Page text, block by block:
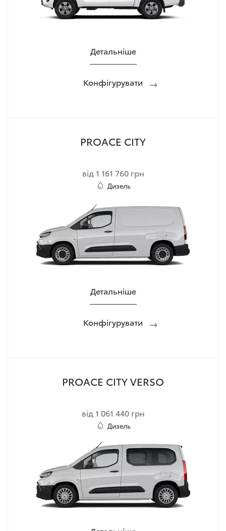
Детальніше
Конфігурувати
PROACE CITY
від 1 161 760 грн
Дизель
Детальніше
Конфігурувати
PROACE CITY VERSO
від 1 061 440 грн
Дизель